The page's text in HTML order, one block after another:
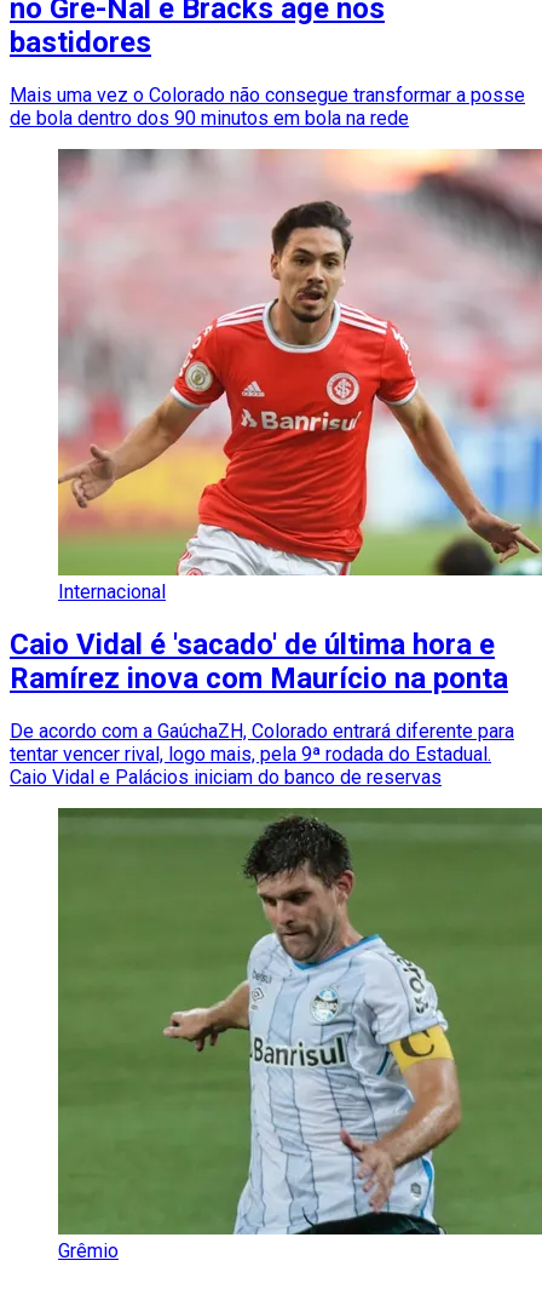
no Gre-Nal e Bracks age nos
bastidores
Mais uma vez o Colorado não consegue transformar a posse
de bola dentro dos 90 minutos em bola na rede
Internacional
Caio Vidal é 'sacado' de última hora e
Ramírez inova com Maurício na ponta
De acordo com a GaúchaZH, Colorado entrará diferente para
tentar vencer rival, logo mais, pela 9ª rodada do Estadual.
Caio Vidal e Palácios iniciam do banco de reservas
Grêmio